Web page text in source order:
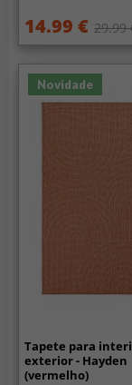
14.99 € 29.99
Novidade
Tapete para
exterior - Hayden
(vermelho)